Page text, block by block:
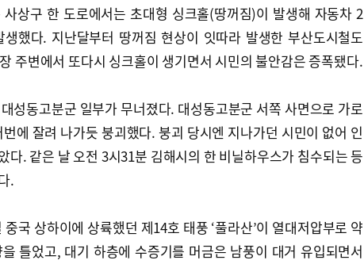
상구 한 도로에서는 초대형 싱크홀(땅꺼짐)이 발생해 자동차 2
했다. 지난달부터 땅꺼짐 현상이 잇따라 발생한 부산도시철도
주변에서 또다시 싱크홀이 생기면서 시민의 불안감은 증폭됐다.
성동고분군 일부가 무너졌다. 대성동고분군 서쪽 사면으로 가로
에 잘려 나가듯 붕괴했다. 붕괴 당시엔 지나가던 시민이 없어 인
다. 같은 날 오전 3시31분 김해시의 한 비닐하우스가 침수되는 등
.
국 상하이에 상륙했던 제14호 태풍 ‘풀라산’이 열대저압부로 약
틀었고, 대기 하층에 수증기를 머금은 남풍이 대거 유입되면서